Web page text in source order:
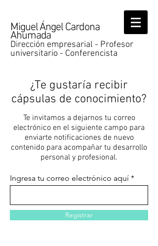
Miguel Ángel Cardona
Ahumada
Dirección empresarial - Profesor
universitario - Conferencista
¿Te gustaría recibir
cápsulas de conocimiento?
Te invitamos a dejarnos tu correo
electrónico en el siguiente campo para
enviarte notificaciones de nuevo
contenido para acompañar tu desarrollo
personal y profesional.
Ingresa tu correo electrónico aquí
Registrar